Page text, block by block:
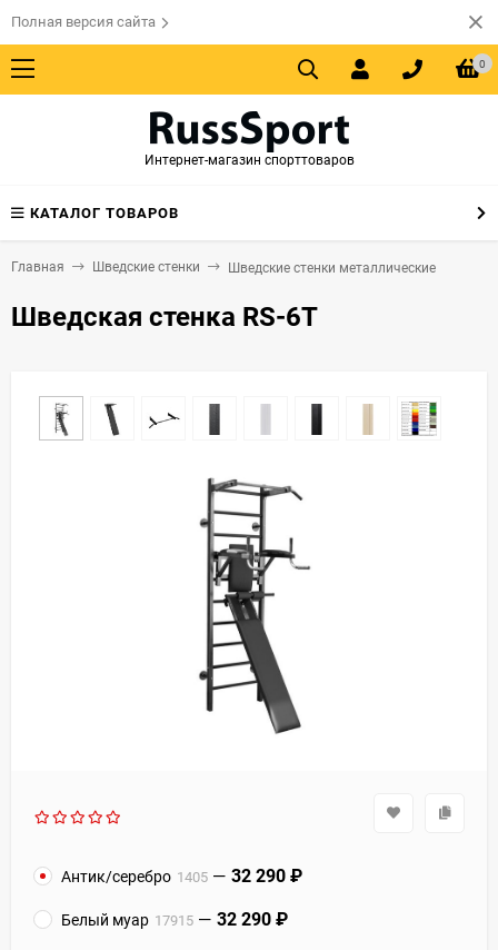
Полная версия сайта
0
Интернет-магазин спорттоваров
КАТАЛОГ ТОВАРОВ
Главная Шведские стенки Шведские стенки металлические
Шведская стенка RS-6T
Антик/серебро 1405 32 290
Белый муар 17915 32 290